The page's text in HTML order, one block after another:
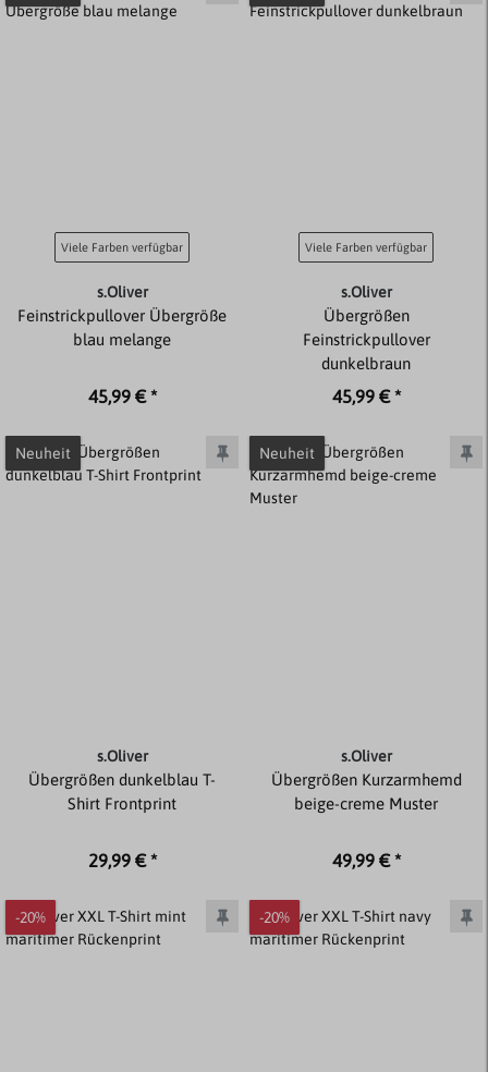
Viele Farben verfügbar
s.Oliver
Feinstrickpullover Übergröße
blau melange
45,99 € *
Viele Farben verfügbar
s.Oliver
Übergrößen
Feinstrickpullover
dunkelbraun
45,99 € *
Neuheit
s.Oliver
Übergrößen dunkelblau T-
Shirt Frontprint
29,99 € *
Neuheit
s.Oliver
Übergrößen Kurzarmhemd
beige-creme Muster
49,99 € *
-20% -20%